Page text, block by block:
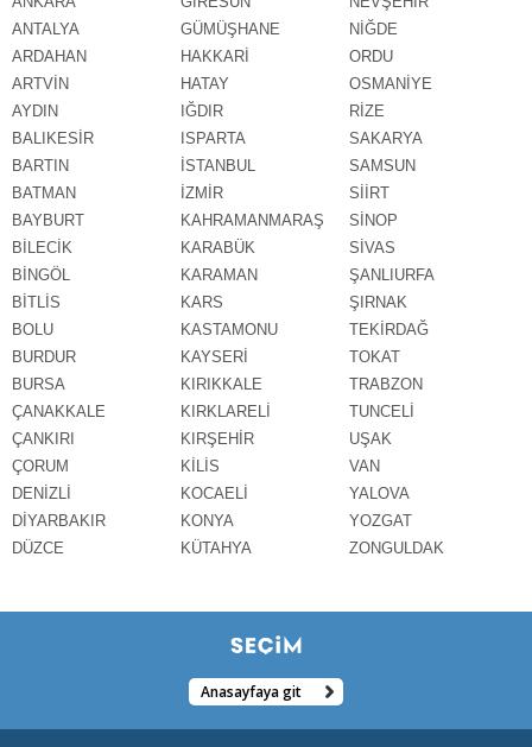
ANTALYA
ARDAHAN
ARTVİN
AYDIN
BALIKESİR
BARTIN
BATMAN
BAYBURT
BİLECİK
BİNGÖL
BİTLİS
BOLU
BURDUR
BURSA
ÇANAKKALE
ÇANKIRI
ÇORUM
DENİZLİ
DİYARBAKIR
DÜZCE
GÜMÜŞHANE
HAKKARİ
HATAY
IĞDIR
ISPARTA
İSTANBUL
İZMİR
KAHRAMANMARAŞ
KARABÜK
KARAMAN
KARS
KASTAMONU
KAYSERİ
KIRIKKALE
KIRKLARELİ
KIRŞEHİR
KİLİS
KOCAELİ
KONYA
KÜTAHYA
NİĞDE
ORDU
OSMANİYE
RİZE
SAKARYA
SAMSUN
SİİRT
SİNOP
SİVAS
ŞANLIURFA
ŞIRNAK
TEKİRDAĞ
TOKAT
TRABZON
TUNCELİ
UŞAK
VAN
YALOVA
YOZGAT
ZONGULDAK
Anasayfaya git